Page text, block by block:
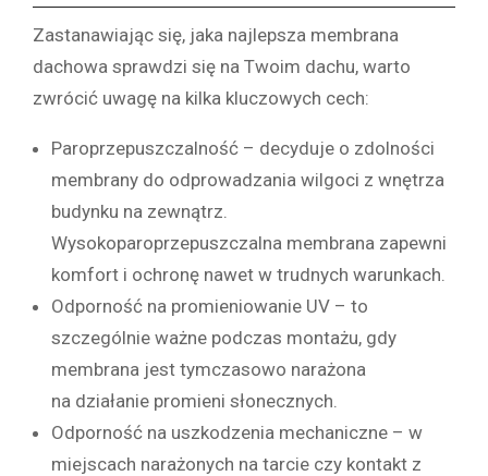
Zastanawiając się, jaka najlepsza membrana
dachowa sprawdzi się na Twoim dachu, warto
zwrócić uwagę na kilka kluczowych cech:
Paroprzepuszczalność – decyduje o zdolności
membrany do odprowadzania wilgoci z wnętrza
budynku na zewnątrz.
Wysokoparoprzepuszczalna membrana zapewni
komfort i ochronę nawet w trudnych warunkach.
Odporność na promieniowanie UV – to
szczególnie ważne podczas montażu, gdy
membrana jest tymczasowo narażona
na działanie promieni słonecznych.
Odporność na uszkodzenia mechaniczne – w
miejscach narażonych na tarcie czy kontakt z